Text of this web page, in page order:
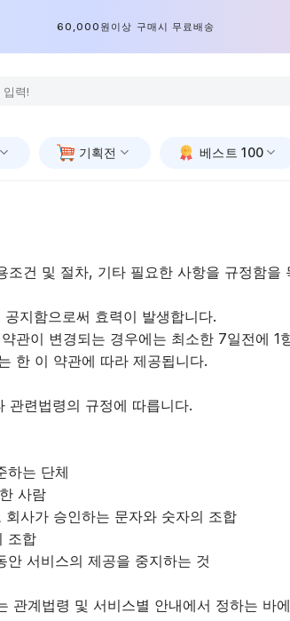
60,000원이상 구매시 무료배송
기획전 베스트 100
건 및 절차, 기타 필요한 사항을 규정함을
지함으로써 효력이 발생합니다.
이 변경되는 경우에는 최소한 7일전에 1
한 이 약관에 따라 제공됩니다.
관련법령의 규정에 따릅니다.
하는 단체
사람
사가 승인하는 문자와 숫자의 조합
조합
서비스의 제공을 중지하는 것
관계법령 및 서비스별 안내에서 정하는 바